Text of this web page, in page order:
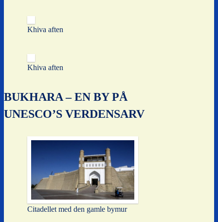
Khiva aften
Khiva aften
BUKHARA – EN BY PÅ
UNESCO’S VERDENSARV
Citadellet med den gamle bymur